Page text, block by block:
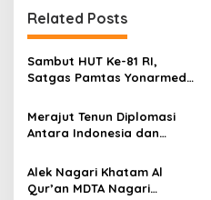
g
a
s
p
o
s
Related Posts
Sambut HUT Ke-81 RI,
Satgas Pamtas Yonarmed
Warga Badau Kibarkan
Merah Putih Sepanjang 4
Merajut Tenun Diplomasi
Antara Indonesia dan
Alek Nagari Khatam Al
Qur’an MDTA Nagari